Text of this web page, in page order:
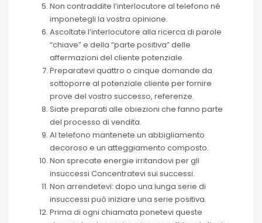
Non contraddite l’interlocutore al telefono né
imponetegli la vostra opinione.
Ascoltate l’interlocutore alla ricerca di parole
“chiave” e della “parte positiva” delle
affermazioni del cliente potenziale.
Preparatevi quattro o cinque domande da
sottoporre al potenziale cliente per fornire
prove del vostro successo, referenze.
Siate preparati alle obiezioni che fanno parte
del processo di vendita.
Al telefono mantenete un abbigliamento
decoroso e un atteggiamento composto.
Non sprecate energie irritandovi per gli
insuccessi Concentratevi sui successi.
Non arrendetevi: dopo una lunga serie di
insuccessi può iniziare una serie positiva.
Prima di ogni chiamata ponetevi queste